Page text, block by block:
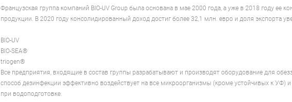
Французская группа компаний BIO-UV Group была основана в мае 2000 года, а уже в 2018 году ее
продукции. В 2020 году консолидированный доход достиг более 32,1 млн. евро и доля экспорта
BIO-UV
BIO-SEA®
triogen®
Все предприятия, входящие в состав группы разрабатывают и производят оборудование для
способ дезинфекции эффективно воздействует на все микроорганизмы (кроме устойчивых к УФ)
при водоподготовке.